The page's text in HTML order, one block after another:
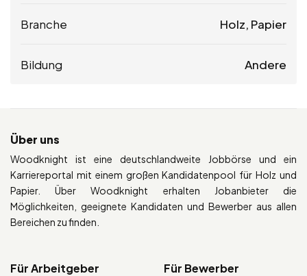
Branche Holz, Papier
Bildung Andere
Über uns
Woodknight ist eine deutschlandweite Jobbörse und ein
Karriereportal mit einem großen Kandidatenpool für Holz und
Papier. Über Woodknight erhalten Jobanbieter die
Möglichkeiten, geeignete Kandidaten und Bewerber aus allen
Bereichen zu finden.
Für Arbeitgeber Für Bewerber